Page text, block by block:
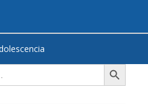
Botón de búsqueda